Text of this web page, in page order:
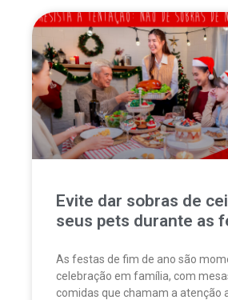
Evite dar sobras de
seus pets durante as
As festas de fim de ano são
celebração em família, com
comidas que chamam a atenção